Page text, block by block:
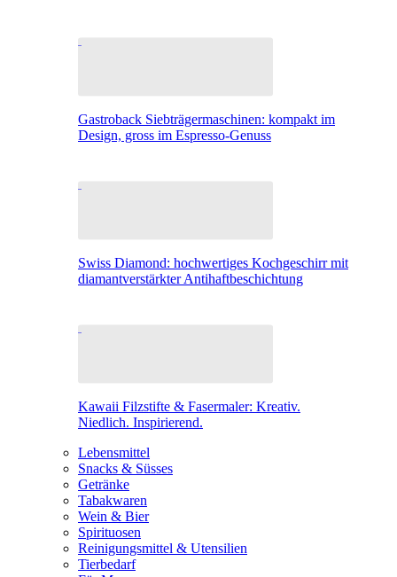
Gastroback Siebträgermaschinen: kompakt im
Design, gross im Espresso-Genuss
Swiss Diamond: hochwertiges Kochgeschirr mit
diamantverstärkter Antihaftbeschichtung
Kawaii Filzstifte & Fasermaler: Kreativ.
Niedlich. Inspirierend.
Lebensmittel
Snacks & Süsses
Getränke
Tabakwaren
Wein & Bier
Spirituosen
Reinigungsmittel & Utensilien
Tierbedarf